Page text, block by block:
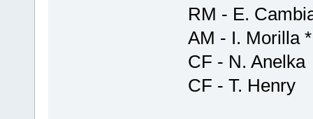
RM - E.
AM - I. Morilla *
CF - N. Anelka
CF - T. Henry